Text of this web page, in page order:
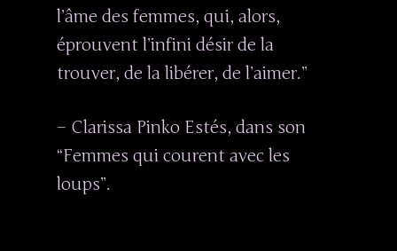
l’âme des femmes, qui, alors,
éprouvent l’infini désir de la
trouver, de la libérer, de l’aimer.”
– Clarissa Pinko Estés, dans son
“Femmes qui courent avec les
loups”.